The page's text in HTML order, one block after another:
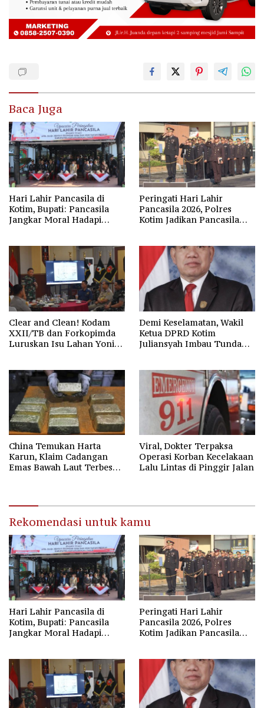
Baca Juga
Hari Lahir Pancasila di
Kotim, Bupati: Pancasila
Jangkar Moral Hadapi
Peringati Hari Lahir
Pancasila 2026, Polres
Kotim Jadikan Pancasila
Clear and Clean! Kodam
XXII/TB dan Forkopimda
Luruskan Isu Lahan Yonif
Demi Keselamatan, Wakil
Ketua DPRD Kotim
Juliansyah Imbau Tunda
China Temukan Harta
Karun, Klaim Cadangan
Emas Bawah Laut Terbesar
Viral, Dokter Terpaksa
Operasi Korban Kecelakaan
Lalu Lintas di Pinggir Jalan
Rekomendasi untuk kamu
Hari Lahir Pancasila di
Kotim, Bupati: Pancasila
Jangkar Moral Hadapi
Peringati Hari Lahir
Pancasila 2026, Polres
Kotim Jadikan Pancasila